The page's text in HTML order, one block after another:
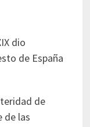
dio
de España
de
de las